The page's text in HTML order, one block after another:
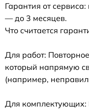
Гарантия от
— до 3 месяцев.
Что считается
Для работ:
который напрямую
(например,
Для комплектующих: